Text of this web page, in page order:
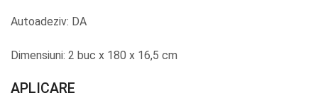
Autoadeziv: DA
Dimensiuni: 2 buc x 180 x 16,5 cm
APLICARE